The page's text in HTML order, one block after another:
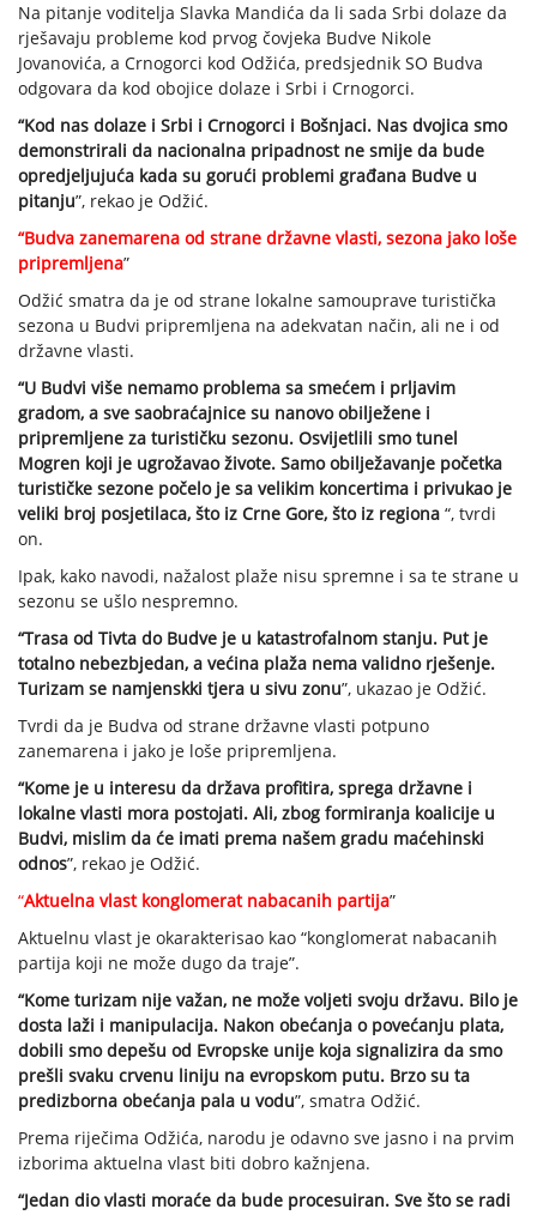
Na pitanje voditelja Slavka Mandića da li sada Srbi dolaze da
rješavaju probleme kod prvog čovjeka Budve Nikole
Jovanovića, a Crnogorci kod Odžića, predsjednik SO Budva
odgovara da kod obojice dolaze i Srbi i Crnogorci.
“Kod nas dolaze i Srbi i Crnogorci i Bošnjaci. Nas dvojica smo
demonstrirali da nacionalna pripadnost ne smije da bude
opredjeljujuća kada su gorući problemi građana Budve u
pitanju”, rekao je Odžić.
“Budva zanemarena od strane državne vlasti, sezona jako loše
pripremljena”
Odžić smatra da je od strane lokalne samouprave turistička
sezona u Budvi pripremljena na adekvatan način, ali ne i od
državne vlasti.
“U Budvi više nemamo problema sa smećem i prljavim
gradom, a sve saobraćajnice su nanovo obilježene i
pripremljene za turističku sezonu. Osvijetlili smo tunel
Mogren koji je ugrožavao živote. Samo obilježavanje početka
turističke sezone počelo je sa velikim koncertima i privukao je
veliki broj posjetilaca, što iz Crne Gore, što iz regiona “, tvrdi
on.
Ipak, kako navodi, nažalost plaže nisu spremne i sa te strane u
sezonu se ušlo nespremno.
“Trasa od Tivta do Budve je u katastrofalnom stanju. Put je
totalno nebezbjedan, a većina plaža nema validno rješenje.
Turizam se namjenskki tjera u sivu zonu”, ukazao je Odžić.
Tvrdi da je Budva od strane državne vlasti potpuno
zanemarena i jako je loše pripremljena.
“Kome je u interesu da država profitira, sprega državne i
lokalne vlasti mora postojati. Ali, zbog formiranja koalicije u
Budvi, mislim da će imati prema našem gradu maćehinski
odnos”, rekao je Odžić.
“Aktuelna vlast konglomerat nabacanih partija”
Aktuelnu vlast je okarakterisao kao “konglomerat nabacanih
partija koji ne može dugo da traje”.
“Kome turizam nije važan, ne može voljeti svoju državu. Bilo je
dosta laži i manipulacija. Nakon obećanja o povećanju plata,
dobili smo depešu od Evropske unije koja signalizira da smo
prešli svaku crvenu liniju na evropskom putu. Brzo su ta
predizborna obećanja pala u vodu”, smatra Odžić.
Prema riječima Odžića, narodu je odavno sve jasno i na prvim
izborima aktuelna vlast biti dobro kažnjena.
“Jedan dio vlasti moraće da bude procesuiran. Sve što se radi